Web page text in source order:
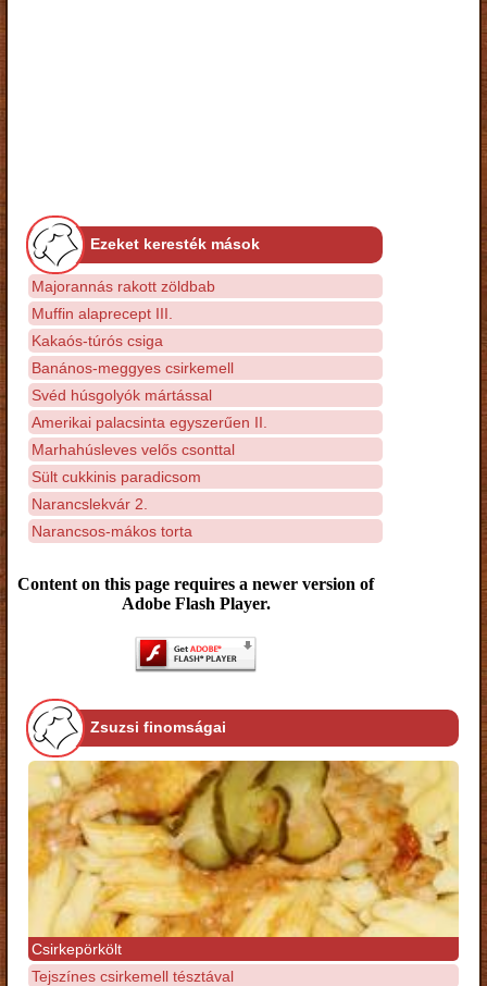
Ezeket keresték mások
Majorannás rakott zöldbab
Muffin alaprecept III.
Kakaós-túrós csiga
Banános-meggyes csirkemell
Svéd húsgolyók mártással
Amerikai palacsinta egyszerűen II.
Marhahúsleves velős csonttal
Sült cukkinis paradicsom
Narancslekvár 2.
Narancsos-mákos torta
Content on this page requires a newer version of
Adobe Flash Player.
Zsuzsi finomságai
Csirkepörkölt
Tejszínes csirkemell tésztával